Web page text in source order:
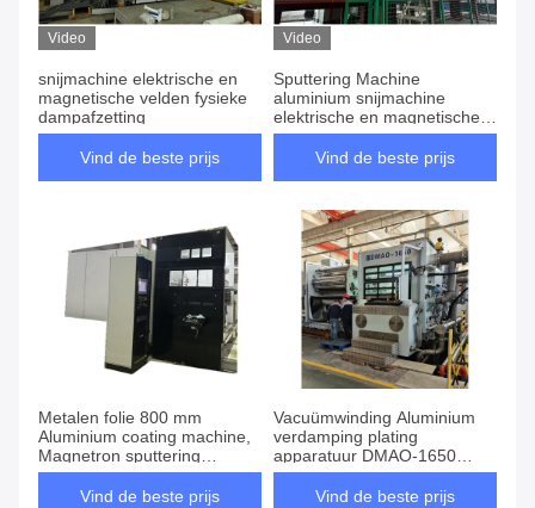
Video
snijmachine elektrische en
magnetische velden fysieke
dampafzetting
Vind de beste prijs
Video
Sputtering Machine
aluminium snijmachine
elektrische en magnetische
velden
Vind de beste prijs
Metalen folie 800 mm
Aluminium coating machine,
Magnetron sputtering
machine aluminium
snijmachine
Vind de beste prijs
Vacuümwinding Aluminium
verdamping plating
apparatuur DMAO-1650
2450mm
Vind de beste prijs